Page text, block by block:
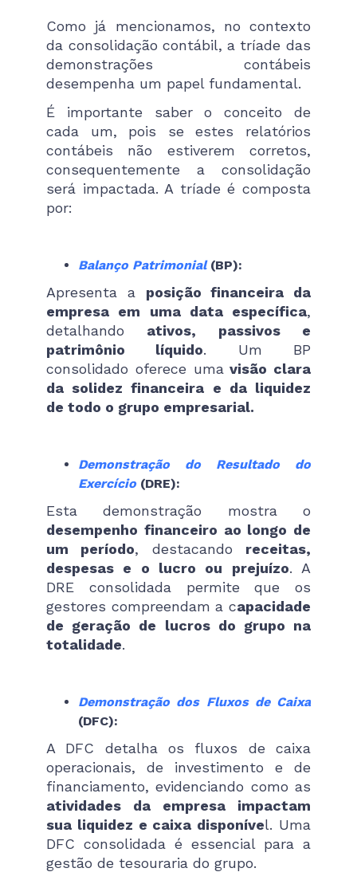
Como já mencionamos, no contexto
da consolidação contábil, a tríade das
demonstrações contábeis
desempenha um papel fundamental.
É importante saber o conceito de
cada um, pois se estes relatórios
contábeis não estiverem corretos,
consequentemente a consolidação
será impactada. A tríade é composta
por:
Balanço Patrimonial (BP):
Apresenta a posição financeira da
empresa em uma data específica,
detalhando ativos, passivos e
patrimônio líquido. Um BP
consolidado oferece umavisão clara
da solidez financeira e da liquidez
de todo o grupo empresarial.
Demonstração do Resultado do
Exercício (DRE):
Esta demonstração mostra o
desempenho financeiro ao longo de
um período, destacando receitas,
despesas e o lucro ou prejuízo. A
DRE consolidada permite que os
gestores compreendam a capacidade
de geração de lucros do grupo na
totalidade.
Demonstração dos Fluxos de Caixa
(DFC):
A DFC detalha os fluxos de caixa
operacionais, de investimento e de
financiamento, evidenciando como as
atividades da empresa impactam
sua liquidez e caixa disponível. Uma
DFC consolidada é essencial para a
gestão de tesouraria do grupo.